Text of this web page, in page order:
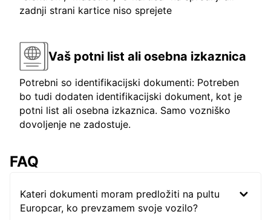
zadnji strani kartice niso sprejete
Vaš potni list ali osebna izkaznica
Potrebni so identifikacijski dokumenti: Potreben
bo tudi dodaten identifikacijski dokument, kot je
potni list ali osebna izkaznica. Samo vozniško
dovoljenje ne zadostuje.
FAQ
Kateri dokumenti moram predložiti na pultu
Europcar, ko prevzamem svoje vozilo?